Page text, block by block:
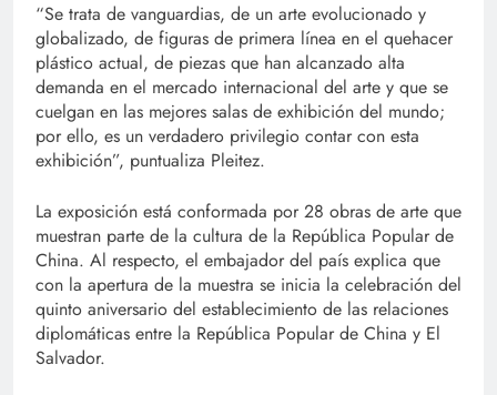
“Se trata de vanguardias, de un arte evolucionado y
globalizado, de figuras de primera línea en el quehacer
plástico actual, de piezas que han alcanzado alta
demanda en el mercado internacional del arte y que se
cuelgan en las mejores salas de exhibición del mundo;
por ello, es un verdadero privilegio contar con esta
exhibición”, puntualiza Pleitez.
La exposición está conformada por 28 obras de arte que
muestran parte de la cultura de la República Popular de
China. Al respecto, el embajador del país explica que
con la apertura de la muestra se inicia la celebración del
quinto aniversario del establecimiento de las relaciones
diplomáticas entre la República Popular de China y El
Salvador.